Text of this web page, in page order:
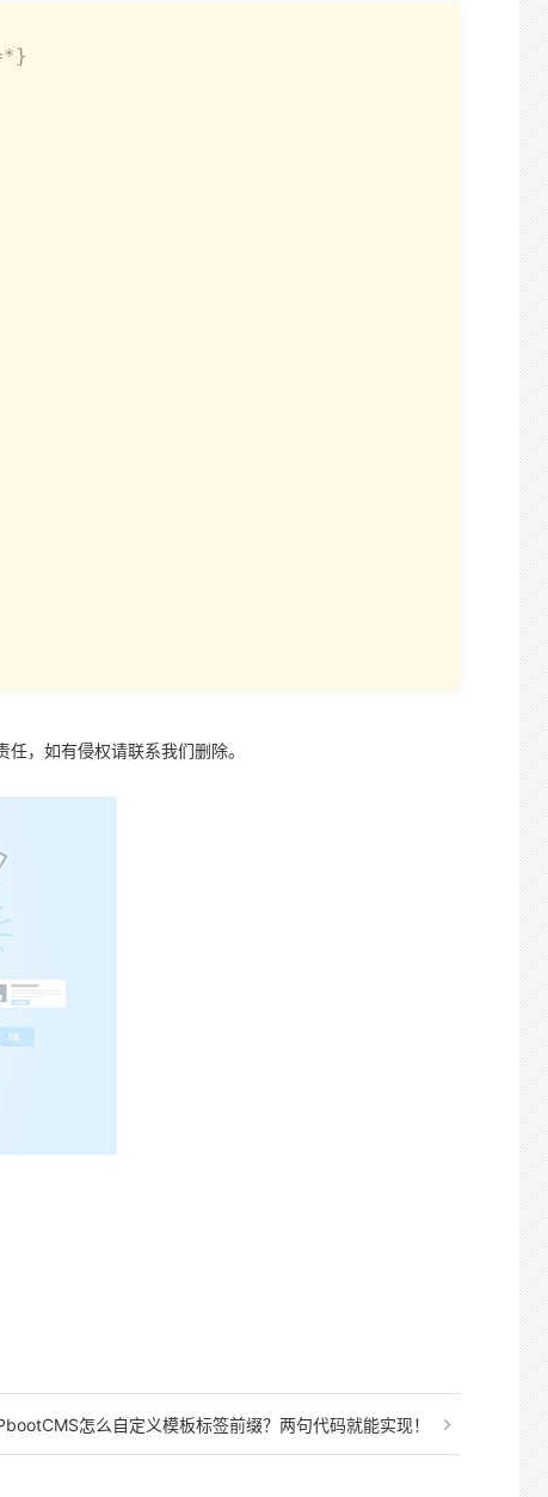
中
fcode=*}
，如有侵权请联系我们删除。
怎么自定义模板标签前缀？两句代码就能实现！